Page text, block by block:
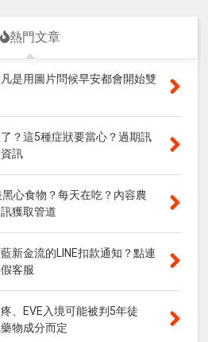
熱門文章
是用圖片問候早安都會開始雙
？這5種症狀要當心？過期訊
訊
黑心食物？每天在吃？內容農
獲取管道
新金流的LINE扣款通知？點連
客服
、EVE入境可能被判5年徒
物成分而定